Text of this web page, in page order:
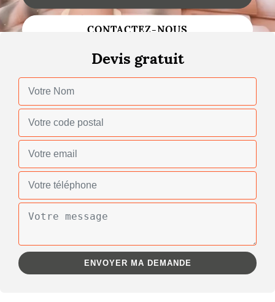
Changement de toiture
Gouttières
Réparation de toiture
CONTACTEZ-NOUS
Devis gratuit